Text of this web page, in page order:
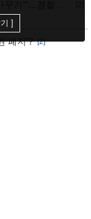
기’”…경찰서
폐지'? [2]
]